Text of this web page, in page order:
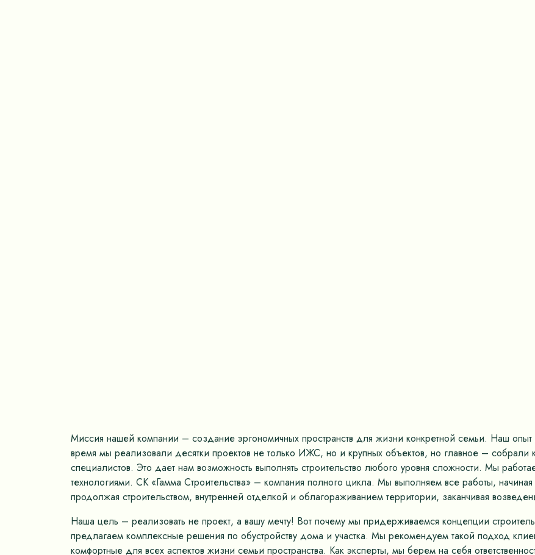
Миссия нашей компании – создание эргономичных пространств для жизни конкретной семьи. Наш опыт
время мы реализовали десятки проектов не только ИЖС, но и крупных объектов, но главное – собрали
специалистов. Это дает нам возможность выполнять строительство любого уровня сложности. Мы
технологиями. СК «Гамма Строительства» – компания полного цикла. Мы выполняем все работы,
продолжая строительством, внутренней отделкой и облагораживанием территории, заканчивая
Наша цель – реализовать не проект, а вашу мечту! Вот почему мы придерживаемся концепции
предлагаем комплексные решения по обустройству дома и участка. Мы рекомендуем такой подход
комфортные для всех аспектов жизни семьи пространства. Как эксперты, мы берем на себя